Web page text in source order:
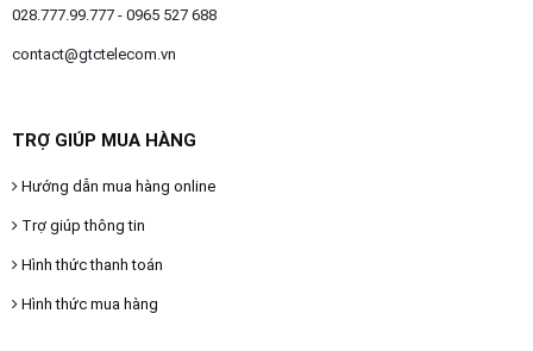
028.777.99.777 - 0965 527 688
contact@gtctelecom.vn
TRỢ GIÚP MUA HÀNG
Hướng dẫn mua hàng online
Trợ giúp thông tin
Hình thức thanh toán
Hình thức mua hàng